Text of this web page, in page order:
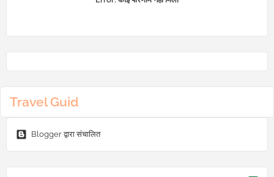
Travel Guid
Blogger द्वारा संचालित